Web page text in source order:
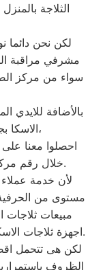
الثلاجة
لكن نحن دائما
مشرفي مراقبة
سواء من مركز
بالأضافة للايدي
الاسكا بجميع موديلاتها القديم منها والحديث،
احصلوا معنا
خلال رقم مركز صيانه الاسكا المعتمد في سيدي كرير.
لأن خدمة
مستوى من
مبيعات ثلاجات
اجهزة ثلاجات الاسكا المتنقلة فى جميع محافظات سيدي كرير.
لكن هى تتحمل
الظروف